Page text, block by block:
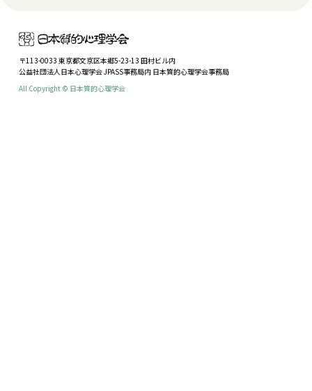
〒113-0033 東京都文京区本郷5-23-13 田村ビル内
公益社団法人日本心理学会 JPASS事務局内 日本質的心理学会事務局
All Copyright © 日本質的心理学会